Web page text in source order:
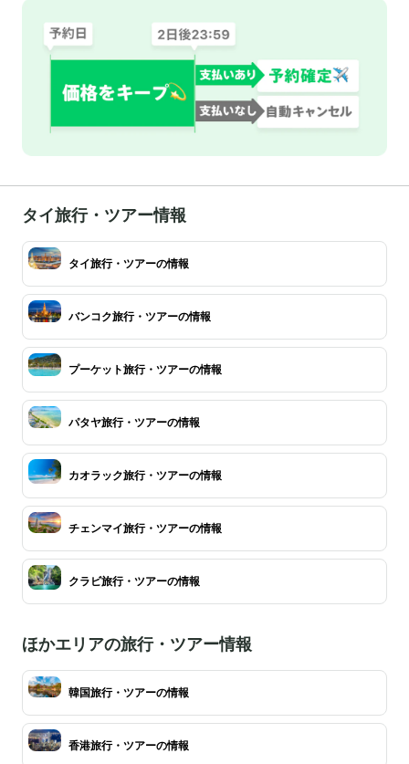
タイ旅行・ツアー情報
タイ旅行・ツアーの情報
バンコク旅行・ツアーの情報
プーケット旅行・ツアーの情報
パタヤ旅行・ツアーの情報
カオラック旅行・ツアーの情報
チェンマイ旅行・ツアーの情報
クラビ旅行・ツアーの情報
ほかエリアの旅行・ツアー情報
韓国旅行・ツアーの情報
香港旅行・ツアーの情報